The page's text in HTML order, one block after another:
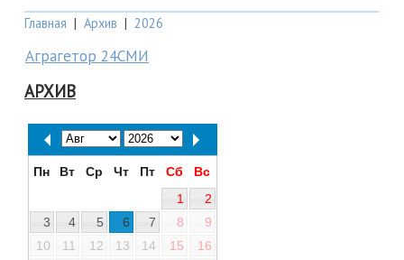
Главная | Архив | 2026
Аграгетор 24СМИ
АРХИВ
Пн Вт Ср Чт Пт Сб
Вс
1
2
3
4 5 6 7 8
9
10
11 12 13 14 15
16